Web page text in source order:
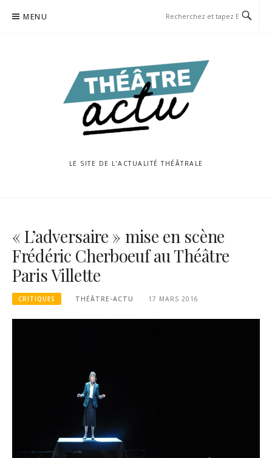
MENU
LE SITE DE L’ACTUALITÉ THÉÂTRALE
« L’adversaire » mise en scène
Frédéric Cherboeuf au Théâtre
Paris Villette
CRITIQUES THÉÂTRE-ACTU 17 MARS 2016